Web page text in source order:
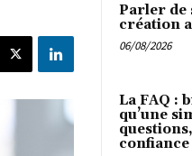
Parler de
création
06/08/2026
La FAQ :
qu’une
confiance